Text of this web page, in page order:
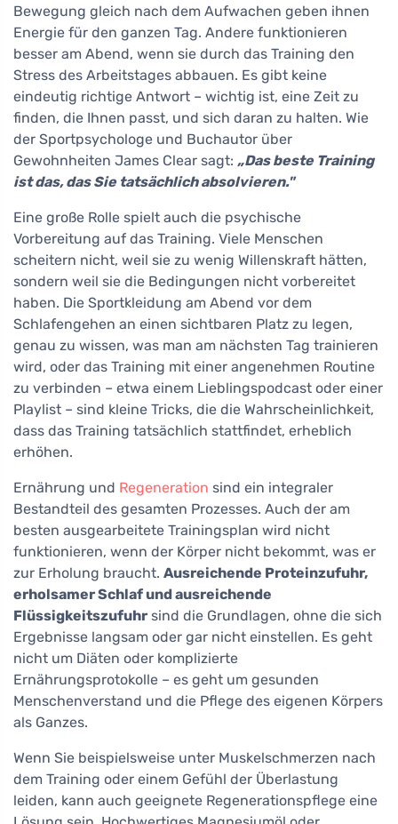
Bewegung gleich nach dem Aufwachen geben ihnen
Energie für den ganzen Tag. Andere funktionieren
besser am Abend, wenn sie durch das Training den
Stress des Arbeitstages abbauen. Es gibt keine
eindeutig richtige Antwort – wichtig ist, eine Zeit zu
finden, die Ihnen passt, und sich daran zu halten. Wie
der Sportpsychologe und Buchautor über
Gewohnheiten James Clear sagt: „Das beste Training
ist das, das Sie tatsächlich absolvieren."
Eine große Rolle spielt auch die psychische
Vorbereitung auf das Training. Viele Menschen
scheitern nicht, weil sie zu wenig Willenskraft hätten,
sondern weil sie die Bedingungen nicht vorbereitet
haben. Die Sportkleidung am Abend vor dem
Schlafengehen an einen sichtbaren Platz zu legen,
genau zu wissen, was man am nächsten Tag trainieren
wird, oder das Training mit einer angenehmen Routine
zu verbinden – etwa einem Lieblingspodcast oder einer
Playlist – sind kleine Tricks, die die Wahrscheinlichkeit,
dass das Training tatsächlich stattfindet, erheblich
erhöhen.
Ernährung und Regeneration sind ein integraler
Bestandteil des gesamten Prozesses. Auch der am
besten ausgearbeitete Trainingsplan wird nicht
funktionieren, wenn der Körper nicht bekommt, was er
zur Erholung braucht. Ausreichende Proteinzufuhr,
erholsamer Schlaf und ausreichende
Flüssigkeitszufuhr sind die Grundlagen, ohne die sich
Ergebnisse langsam oder gar nicht einstellen. Es geht
nicht um Diäten oder komplizierte
Ernährungsprotokolle – es geht um gesunden
Menschenverstand und die Pflege des eigenen Körpers
als Ganzes.
Wenn Sie beispielsweise unter Muskelschmerzen nach
dem Training oder einem Gefühl der Überlastung
leiden, kann auch geeignete Regenerationspflege eine